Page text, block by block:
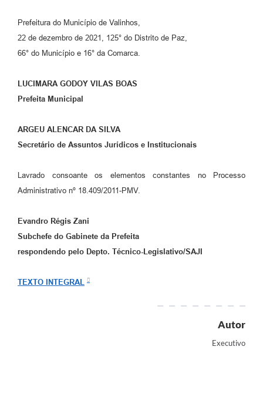
Prefeitura do Município de Valinhos,
22 de dezembro de 2021, 125° do Distrito de Paz,
66° do Município e 16° da Comarca.
LUCIMARA GODOY VILAS BOAS
Prefeita Municipal
ARGEU ALENCAR DA SILVA
Secretário de Assuntos Jurídicos e Institucionais
Lavrado consoante os elementos constantes no Processo
Administrativo nº 18.409/2011-PMV.
Evandro Régis Zani
Subchefe do Gabinete da Prefeita
respondendo pelo Depto. Técnico-Legislativo/SAJI
TEXTO INTEGRAL
Autor
Executivo